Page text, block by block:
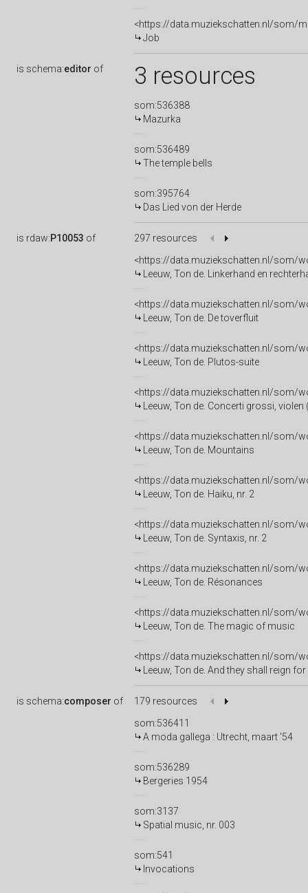
<https://data.muziekschatten.nl/som/
Job
is schema:editor of 3 resources
som:536388
Mazurka
som:536489
The temple bells
som:395764
Das Lied von der Herde
is rdaw:P10053 of
297 resources
<https://data.muziekschatten.nl/som/
Leeuw, Ton de. Linkerhand en
<https://data.muziekschatten.nl/som/
Leeuw, Ton de. De toverfluit
<https://data.muziekschatten.nl/som/
Leeuw, Ton de. Plutos-suite
<https://data.muziekschatten.nl/som/
Leeuw, Ton de. Concerti grossi,
<https://data.muziekschatten.nl/som/
Leeuw, Ton de. Mountains
<https://data.muziekschatten.nl/som/
Leeuw, Ton de. Haiku, nr. 2
<https://data.muziekschatten.nl/som/
Leeuw, Ton de. Syntaxis, nr. 2
<https://data.muziekschatten.nl/som/
Leeuw, Ton de. Résonances
<https://data.muziekschatten.nl/som/
Leeuw, Ton de. The magic of music
<https://data.muziekschatten.nl/som/
Leeuw, Ton de. And they shall reign for
is schema:composer of
179 resources
som:536411
A moda gallega : Utrecht, maart '54
som:536289
Bergeries 1954
som:3137
Spatial music, nr. 003
som:541
Invocations